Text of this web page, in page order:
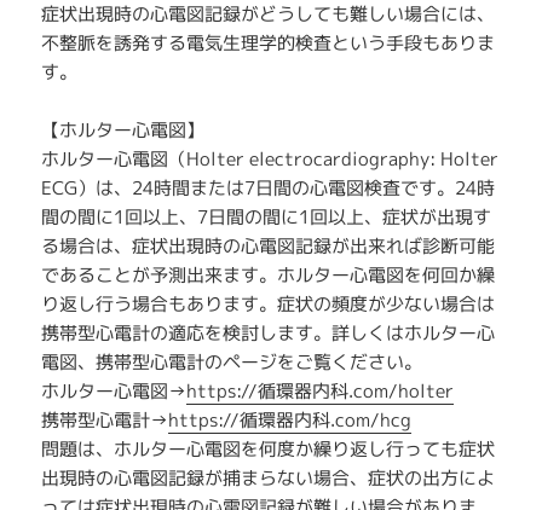
症状出現時の心電図記録がどうしても難しい場合には、
不整脈を誘発する電気生理学的検査という手段もありま
す。
【ホルター心電図】
ホルター心電図（Holter electrocardiography: Holter
ECG）は、24時間または7日間の心電図検査です。24時
間の間に1回以上、7日間の間に1回以上、症状が出現す
る場合は、症状出現時の心電図記録が出来れば診断可能
であることが予測出来ます。ホルター心電図を何回か繰
り返し行う場合もあります。症状の頻度が少ない場合は
携帯型心電計の適応を検討します。詳しくはホルター心
電図、携帯型心電計のページをご覧ください。
ホルター心電図→https://循環器内科.com/holter
携帯型心電計→https://循環器内科.com/hcg
問題は、ホルター心電図を何度か繰り返し行っても症状
出現時の心電図記録が捕まらない場合、症状の出方によ